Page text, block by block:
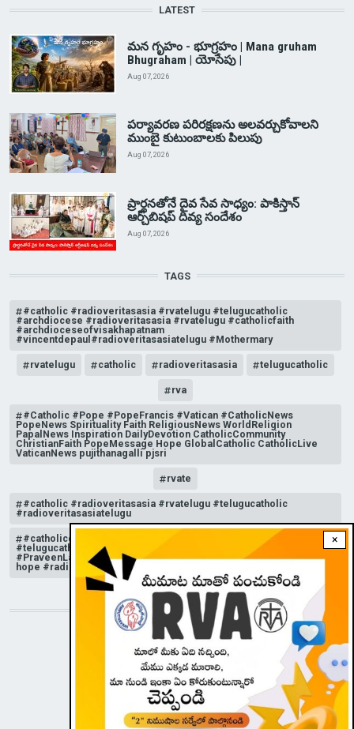
×
LATEST
మన గృహం - భూగ్రహం | Mana gruham
Bhugraham | యోసేపు |
Aug 07, 2026
పర్యావరణ పరిరక్షణను అలవర్చుకోవాలని
ముంబై కుటుంబాలకు పిలుపు
Aug 07, 2026
ప్రార్థనతోనే దైవ సేవ సాధ్యం: పాకిస్తాన్‌
ఆర్చ్‌బిషప్ దివ్య సందేశం
Aug 07, 2026
TAGS
#catholic #radioveritasasia #rvatelugu #telugucatholic
#archdiocese #radioveritasasia #rvatelugu #catholicfaith
#archdioceseofvisakhapatnam
#vincentdepaul#radioveritasasiatelugu #Mothermary
rvatelugu catholic radioveritasasia telugucatholic
rva
#Catholic #Pope #PopeFrancis #Vatican #CatholicNews
PopeNews Spirituality Faith ReligiousNews WorldReligion
PapalNews Inspiration DailyDevotion CatholicCommunity
ChristianFaith PopeMessage Hope GlobalCatholic CatholicLive
VaticanNews pujithanagalli pjsri
rvate
#catholic #radioveritasasia #rvatelugu #telugucatholic
#radioveritasasiatelugu
#catholicchurchnews #catholictelugu #telugucatholic
#telugucatholicchurch #radioveritasasia #rvatelugu
#PraveenLakkisetti #reflection #advent #christmas #messageof
hope #radioveritas #rvatelugu #viral #insta
STAY CONNECTED WITH US!